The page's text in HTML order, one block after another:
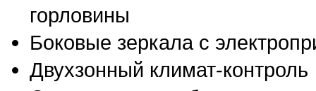
горловины
Боковые зеркала с
Двухзонный климат-контроль